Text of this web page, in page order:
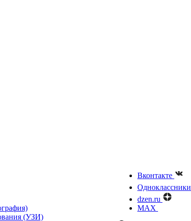
(УЗИ)
Вконтакте
Одноклассники
dzen.ru
MAX